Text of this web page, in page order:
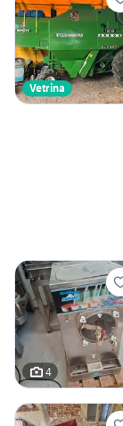
Vetrina
4